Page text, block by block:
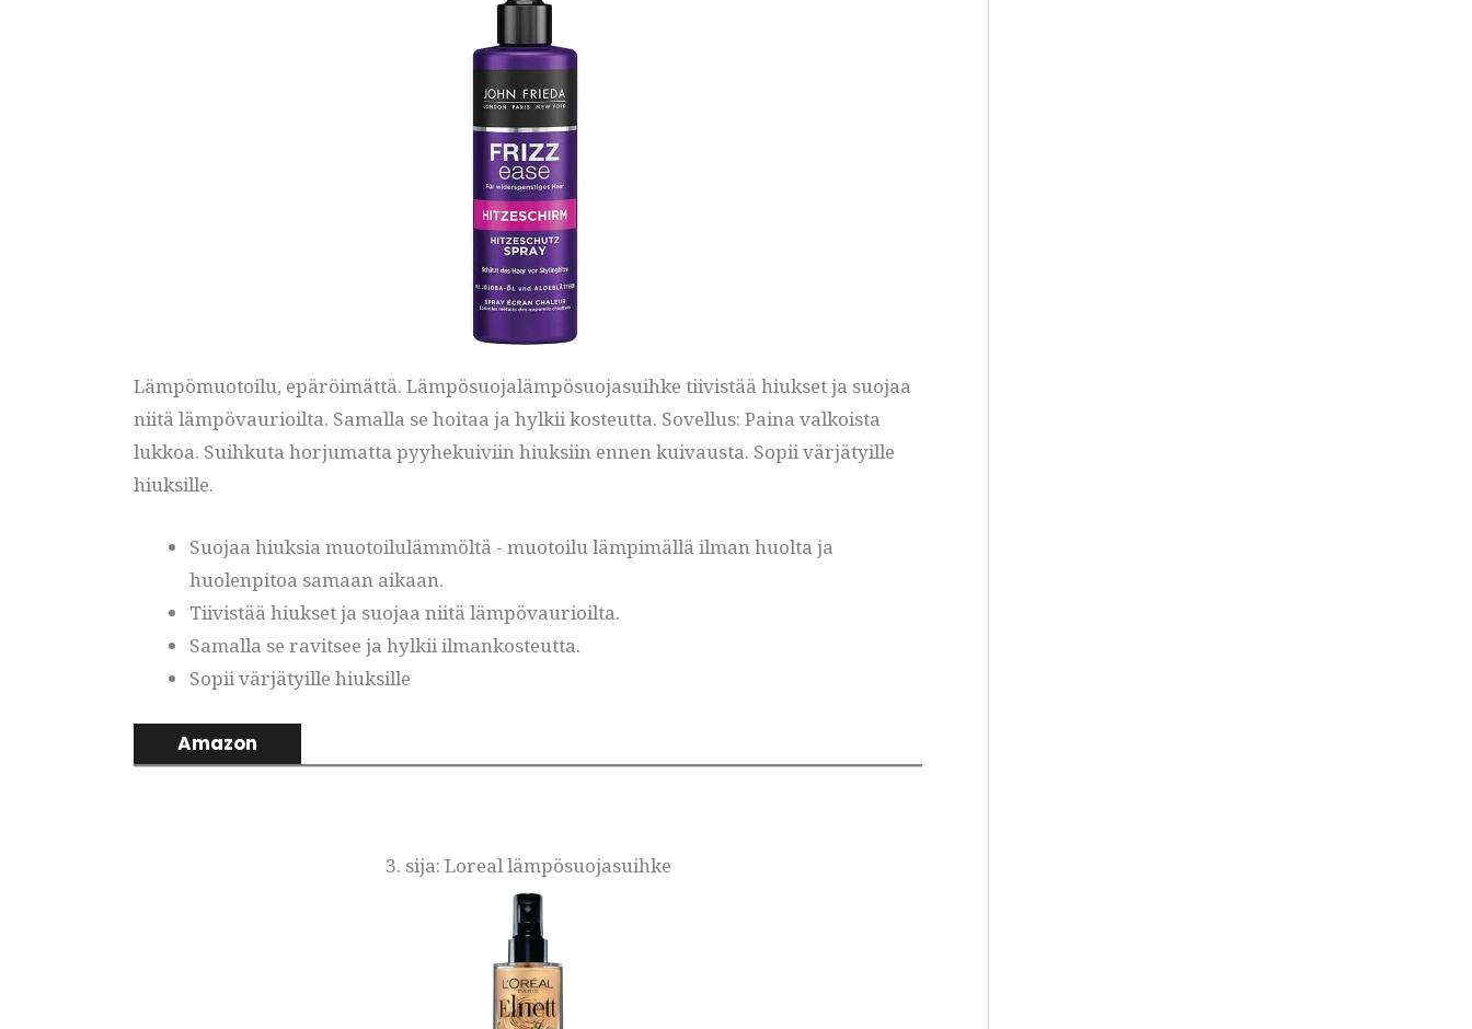
Lämpömuotoilu, epäröimättä. Lämpösuojalämpösuojasuihke tiivistää hiukset ja suojaa
niitä lämpövaurioilta. Samalla se hoitaa ja hylkii kosteutta. Sovellus: Paina valkoista
lukkoa. Suihkuta horjumatta pyyhekuiviin hiuksiin ennen kuivausta. Sopii värjätyille
hiuksille.
Suojaa hiuksia muotoilulämmöltä - muotoilu lämpimällä ilman huolta ja
huolenpitoa samaan aikaan.
Tiivistää hiukset ja suojaa niitä lämpövaurioilta.
Samalla se ravitsee ja hylkii ilmankosteutta.
Sopii värjätyille hiuksille
Amazon
3. sija: Loreal lämpösuojasuihke